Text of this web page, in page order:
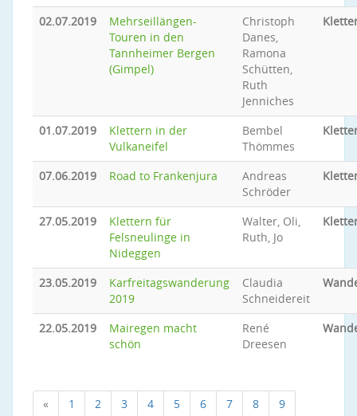
02.07.2019
Mehrseillängen-
Touren in den
Tannheimer Bergen
(Gimpel)
Christoph
Danes,
Ramona
Schütten,
Ruth
Jenniches
01.07.2019
Klettern in der
Vulkaneifel
Bembel
Thömmes
07.06.2019 Road to Frankenjura
Andreas
Schröder
27.05.2019
Klettern für
Felsneulinge in
Nideggen
Walter, Oli,
Ruth, Jo
23.05.2019
Karfreitagswanderung
2019
Claudia
Schneidereit
22.05.2019
Mairegen macht
schön
René
Dreesen
« 1 2 3 4 5 6 7 8 9